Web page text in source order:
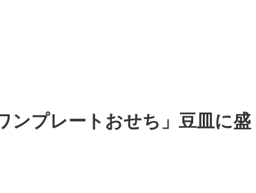
ンプレートおせち」豆皿に盛